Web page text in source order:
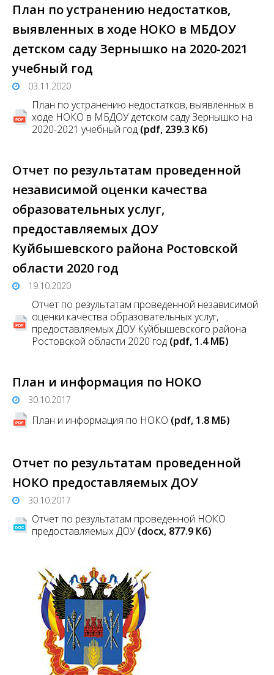
План по устранению недостатков,
выявленных в ходе НОКО в МБДОУ
детском саду Зернышко на 2020-2021
учебный год
03.11.2020
План по устранению недостатков, выявленных в
ходе НОКО в МБДОУ детском саду Зернышко на
2020-2021 учебный год (pdf, 239.3 Кб)
Отчет по результатам проведенной
независимой оценки качества
образовательных услуг,
предоставляемых ДОУ
Куйбышевского района Ростовской
области 2020 год
19.10.2020
Отчет по результатам проведенной независимой
оценки качества образовательных услуг,
предоставляемых ДОУ Куйбышевского района
Ростовской области 2020 год (pdf, 1.4 MБ)
План и информация по НОКО
30.10.2017
План и информация по НОКО (pdf, 1.8 MБ)
Отчет по результатам проведенной
НОКО предоставляемых ДОУ
30.10.2017
Отчет по результатам проведенной НОКО
предоставляемых ДОУ(docx, 877.9 Кб)